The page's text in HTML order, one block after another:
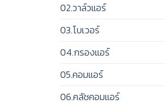
02.วาล์วแอร์
03.โบเวอร์
04.กรองแอร์
05.คอมแอร์
06.คลัชคอมแอร์